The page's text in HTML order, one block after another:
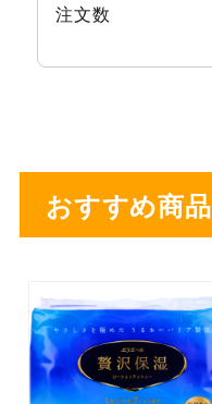
注文数
おすすめ商品